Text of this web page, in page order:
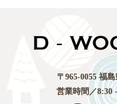
〒965-0055 福
営業時間／8:30